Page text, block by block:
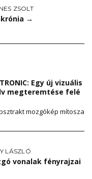
ZSOLT
→
Egy új vizuális
megteremtése felé
mozgókép mítosza
LÁSZLÓ
vonalak fényrajzai